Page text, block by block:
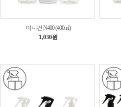
미니건 N400 (400ml)
1,030원